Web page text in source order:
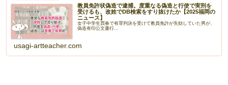
教員免許状偽造で逮捕。度重なる偽造と行使で実刑を
受けるも、改姓でDB検索をすり抜けたか【2025福岡の
ニュース】
女子中学生買春で有罪判決を受けて教員免許が失効していた男が、
偽造有印公文書行...
usagi-artteacher.com